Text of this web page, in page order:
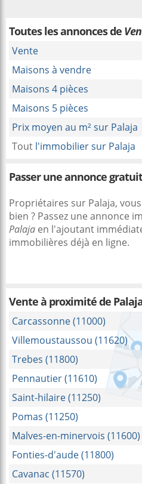
Toutes les annonces de
Vente
Maisons à vendre
Maisons 4 pièces
Maisons 5 pièces
Prix moyen au m² sur Palaja
Tout l'immobilier sur Palaja
Passer une annonce
Propriétaires sur Palaja,
bien ? Passez une annonce
Palaja en l'ajoutant
immobilières déjà en ligne.
Vente à proximitéde
Carcassonne (11000)
Villemoustaussou (11620)
Trebes (11800)
Pennautier (11610)
Saint-hilaire (11250)
Pomas (11250)
Malves-en-minervois (11600)
Fonties-d'aude (11800)
Cavanac (11570)